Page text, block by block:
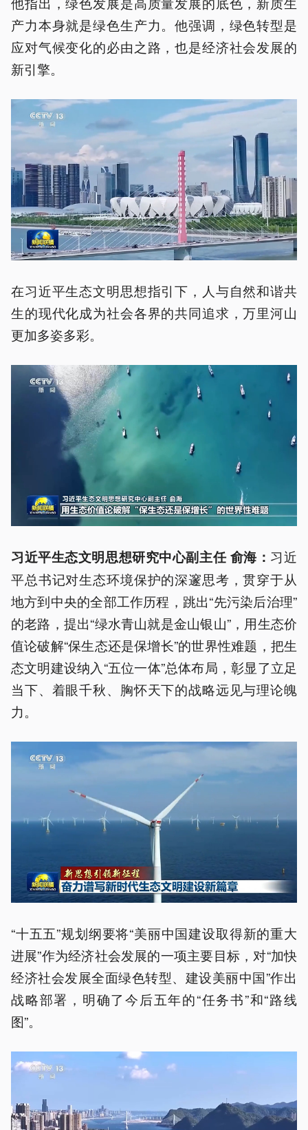
产力本身就是绿色生产力。他强调，绿色转型是
应对气候变化的必由之路，也是经济社会发展的
新引擎。
在习近平生态文明思想指引下，人与自然和谐共
生的现代化成为社会各界的共同追求，万里河山
更加多姿多彩。
习近平生态文明思想研究中心副主任 俞海： 习近
平总书记对生态环境保护的深邃思考，贯穿于从
地方到中央的全部工作历程，跳出“先污染后治理”
的老路，提出“绿水青山就是金山银山”，用生态价
值论破解“保生态还是保增长”的世界性难题，把生
态文明建设纳入“五位一体”总体布局，彰显了立足
当下、着眼千秋、胸怀天下的战略远见与理论魄
力。
“十五五”规划纲要将“美丽中国建设取得新的重大
进展”作为经济社会发展的一项主要目标，对“加快
经济社会发展全面绿色转型、建设美丽中国”作出
战略部署，明确了今后五年的“任务书”和“路线
图”。